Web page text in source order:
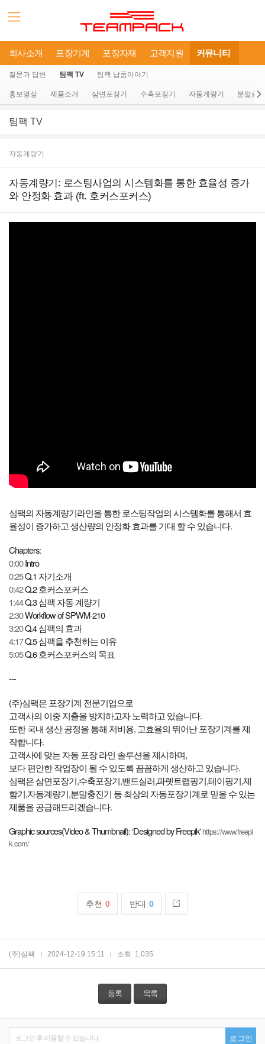
회사소개 포장기계 포장자재 고객지원 커뮤니티
질문과 답변 팀팩 TV 팀팩 납품이야기
홍보영상 제품소개 삼면포장기 수축포장기 자동계량기 분말충
팀팩 TV
자동계량기
자동계량기: 로스팅사업의 시스템화를 통한 효율성 증가
와 안정화 효과 (ft. 호커스포커스)
심팩의 자동계량기라인을 통한 로스팅작업의 시스템화를 통해서 효
율성이 증가하고 생산량의 안정화 효과를 기대 할 수 있습니다.
Chapters:
0:00Intro
0:25Q.1 자기소개
0:42Q.2 호커스포커스
1:44Q.3 심팩 자동 계량기
2:30Workflow of SPWM-210
3:20Q.4 심팩의 효과
4:17Q.5 심팩을 추천하는 이유
5:05Q.6 호커스포커스의 목표
---
(주)심팩은 포장기계 전문기업으로
고객사의 이중 지출을 방지하고자 노력하고 있습니다.
또한 국내 생산 공정을 통해 저비용, 고효율의 뛰어난 포장기계를 제
작합니다.
고객사에 맞는 자동 포장 라인 솔루션을 제시하며,
보다 편안한 작업장이 될 수 있도록 꼼꼼하게 생산하고 있습니다.
심팩은 삼면포장기,수축포장기,밴드실러,파렛트랩핑기,테이핑기,제
함기,자동계량기,분말충진기 등 최상의 자동포장기계로 믿을 수 있는
제품을 공급해드리겠습니다.
Graphic sources(Video & Thumbnail): ‘Designed by Freepik' https://www.freepi
k.com/
추천 0 반대 0
(주)심팩 2024-12-19 15:11 조회 1,035
등록 목록
로그인 후 이용할 수 있습니다. 로그인